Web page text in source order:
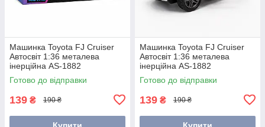
Машинка Toyota FJ Cruiser
Автосвіт 1:36 металева
інерційна AS-1882
Готово до відправки
139 ₴ 190 ₴
Купити
Машинка Toyota FJ Cruiser
Автосвіт 1:36 металева
інерційна AS-1882
Готово до відправки
139 ₴ 190 ₴
Купити